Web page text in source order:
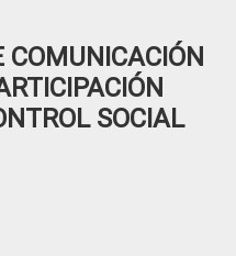
COMUNICACIÓN
SOCIAL